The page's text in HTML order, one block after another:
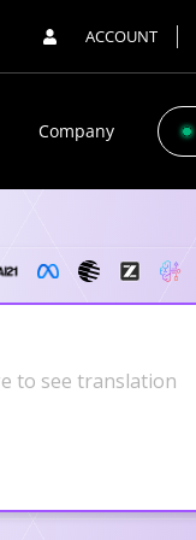
ACCOUNT
Company